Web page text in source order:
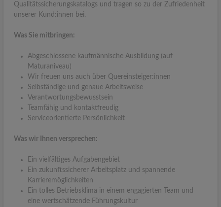
Qualitätssicherungskatalogs und tragen so zu der Zufriedenheit
unserer Kund:innen bei.
Was Sie mitbringen:
Abgeschlossene kaufmännische Ausbildung (auf
Maturaniveau)
Wir freuen uns auch über Quereinsteiger:innen
Selbständige und genaue Arbeitsweise
Verantwortungsbewusstsein
Teamfähig und kontaktfreudig
Serviceorientierte Persönlichkeit
Was wir Ihnen versprechen:
Ein vielfältiges Aufgabengebiet
Ein zukunftssicherer Arbeitsplatz und spannende
Karrieremöglichkeiten
Ein tolles Betriebsklima in einem engagierten Team und
eine wertschätzende Führungskultur